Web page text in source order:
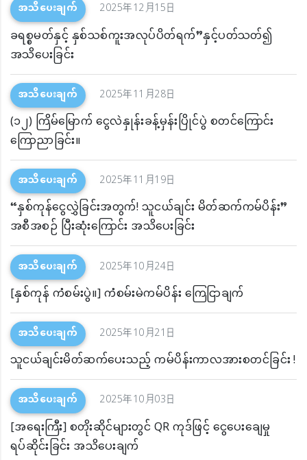
အသိပေးချက် 2025年12月15日
ခရစ္စမတ်နှင့် နှစ်သစ်ကူးအလုပ်ပိတ်ရက်”နှင့်ပတ်သတ်၍
အသိပေးခြင်း
အသိပေးချက် 2025年11月28日
(၁၂) ကြိမ်မြောက် ငွေလဲနှုန်းခန့်မှန်းပြိုင်ပွဲ စတင်ကြောင်း
ကြောညာခြင်း။
အသိပေးချက် 2025年11月19日
“နှစ်ကုန်ငွေလွှဲခြင်းအတွက်! သူငယ်ချင်း မိတ်ဆက်ကမ်ပိန်း”
အစီအစဉ် ပြီးဆုံးကြောင်း အသိပေးခြင်း
အသိပေးချက် 2025年10月24日
[နှစ်ကုန် ကံစမ်းပွဲ။] ကံစမ်းမဲကမ်ပိန်း ကြေငြာချက်
အသိပေးချက် 2025年10月21日
သူငယ်ချင်းမိတ်ဆက်ပေးသည့် ကမ်ပိန်းကာလအားစတင်ခြင်း !
အသိပေးချက် 2025年10月03日
[အရေးကြီး] စတိုးဆိုင်များတွင် QR ကုဒ်ဖြင့် ငွေပေးချေမှု
ရပ်ဆိုင်းခြင်း အသိပေးချက်